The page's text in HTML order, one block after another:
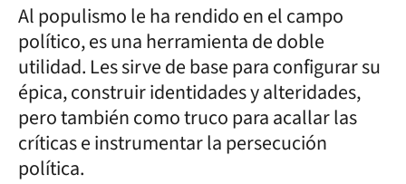
Al populismo le ha rendido en el campo
político, es una herramienta de doble
utilidad. Les sirve de base para configurar su
épica, construir identidades y alteridades,
pero también como truco para acallar las
críticas e instrumentar la persecución
política.